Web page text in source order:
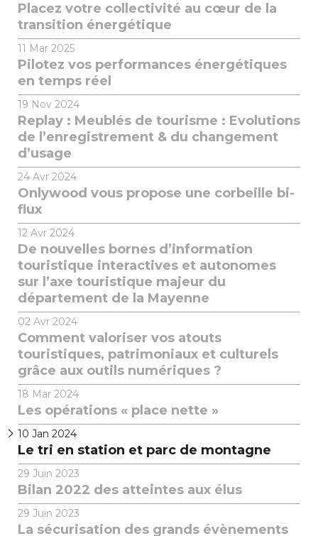
Placez votre collectivité au cœur de la
transition énergétique
11 Mar 2025
Pilotez vos performances énergétiques
en temps réel
19 Nov 2024
Replay : Meublés de tourisme : Evolutions
de l’enregistrement & du changement
d’usage
24 Avr 2024
Onlywood vous propose une corbeille bi-
flux
12 Avr 2024
De nouvelles bornes d’information
touristique interactives et autonomes
sur l’axe touristique majeur du
département de la Mayenne
02 Avr 2024
Comment valoriser vos atouts
touristiques, patrimoniaux et culturels
grâce aux outils numériques ?
18 Mar 2024
Les opérations « place nette »
10 Jan 2024
Le tri en station et parc de montagne
29 Juin 2023
Bilan 2022 des atteintes aux élus
29 Juin 2023
La sécurisation des grands évènements